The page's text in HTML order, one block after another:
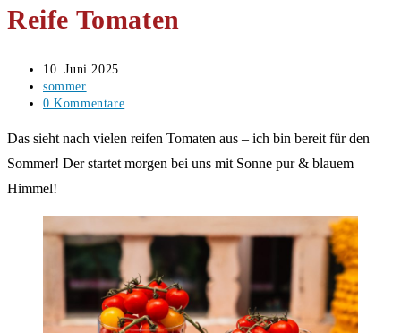
durchsuchen
Reife Tomaten
Beitrag
veröffentlicht:
10. Juni 2025
Beitrags-
Kategorie:
sommer
Beitrags-
0 Kommentare
Das sieht nach vielen reifen Tomaten aus – ich bin bereit für den
Sommer! Der startet morgen bei uns mit Sonne pur & blauem
Himmel!